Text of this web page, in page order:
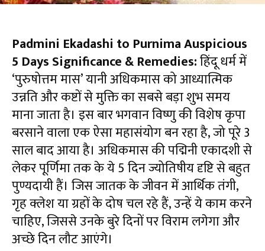
Padmini Ekadashi to Purnima Auspicious
5 Days Significance & Remedies:हिंदू धर्म में
‘पुरुषोत्तम मास’ यानी अधिकमास को आध्यात्मिक
उन्नति और कष्टों से मुक्ति का सबसे बड़ा शुभ समय
माना जाता है। इस बार भगवान विष्णु की विशेष कृपा
बरसाने वाला एक ऐसा महासंयोग बन रहा है, जो पूरे 3
साल बाद आया है। अधिकमास की पद्मिनी एकादशी से
लेकर पूर्णिमा तक के ये 5 दिन ज्योतिषीय दृष्टि से बहुत
पुण्यदायी हैं। जिस जातक के जीवन में आर्थिक तंगी,
गृह क्लेश या ग्रहों के दोष चल रहे हैं, उन्हें ये काम करने
चाहिए, जिससे उनके बुरे दिनों पर विराम लगेगा और
अच्छे दिन लौट आएंगे।